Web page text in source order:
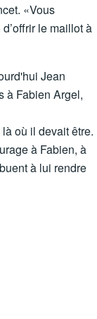
«Vous
le maillot à
Jean
à Fabien Argel,
où il devait être.
à Fabien, à
à lui rendre